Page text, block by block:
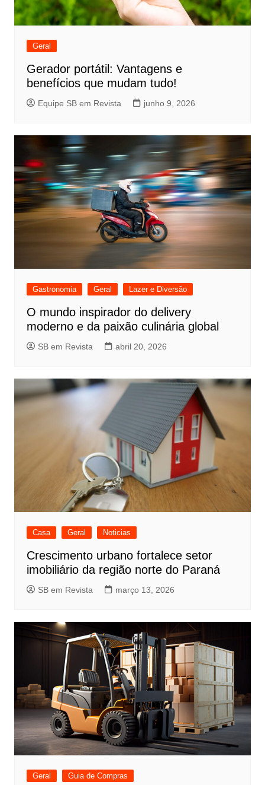
Geral
Gerador portátil: Vantagens e
benefícios que mudam tudo!
Equipe SB em Revista junho 9, 2026
Gastronomia Geral Lazer e Diversão
O mundo inspirador do delivery
moderno e da paixão culinária global
SB em Revista abril 20, 2026
Casa Geral Noticias
Crescimento urbano fortalece setor
imobiliário da região norte do Paraná
SB em Revista março 13, 2026
Geral Guia de Compras